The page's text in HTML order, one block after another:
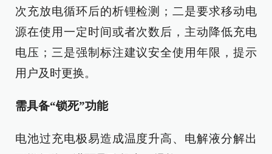
次充放电循环后的析锂检测；二是要求移动电
源在使用一定时间或者次数后，主动降低充电
电压；三是强制标注建议安全使用年限，提示
用户及时更换。
需具备“锁死”功能
电池过充电极易造成温度升高、电解液分解出